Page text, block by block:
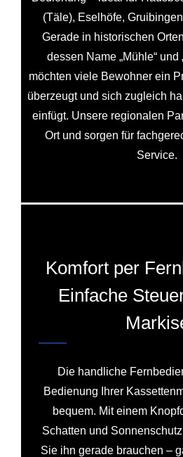
(Täle), Eselhöfe,
Gerade in historischen
dessen Name „Mühle“ und
möchten viele Bewohner ein
überzeugt und sich zugleich
einfügt. Unsere regionalen
Ort und sorgen für
Service.
Komfort per
Einfache
Die handliche
Bedienung Ihrer
bequem. Mit einem
Schatten und
Sie ihn gerade brauchen –